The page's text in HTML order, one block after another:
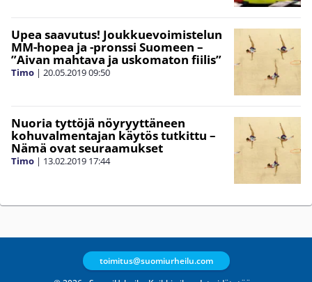
Upea saavutus! Joukkuevoimistelun
MM-hopea ja -pronssi Suomeen –
”Aivan mahtava ja uskomaton fiilis”
Timo | 20.05.201909:50
Nuoria tyttöjä nöyryyttäneen
kohuvalmentajan käytös tutkittu –
Nämä ovat seuraamukset
Timo | 13.02.2019 17:44
toimitus@suomiurheilu.com